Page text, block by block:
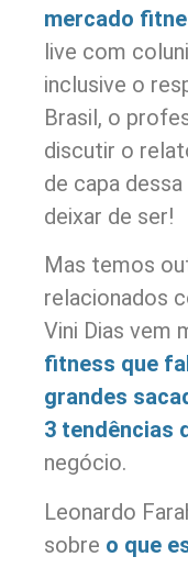
mercado
live com
inclusive o
Brasil, o
discutir o
de capa
deixar de ser!
Mas temos
relacionados
Vini Dias vem
fitness que
grandes
3 tendências
negócio.
Leonardo
sobre o que